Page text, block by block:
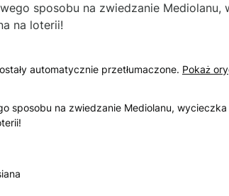
sposobu na zwiedzanie Mediolanu,
na loterii!
automatycznie przetłumaczone. Pokaż
sposobu na zwiedzanie Mediolanu,